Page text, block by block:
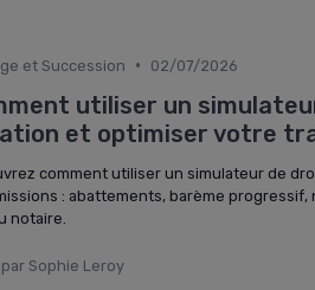
et Succession • 02/07/2026
utiliser un
et optimiser votre
comment utiliser un simulateur de
: abattements, barème
notaire.
par Sophie Leroy